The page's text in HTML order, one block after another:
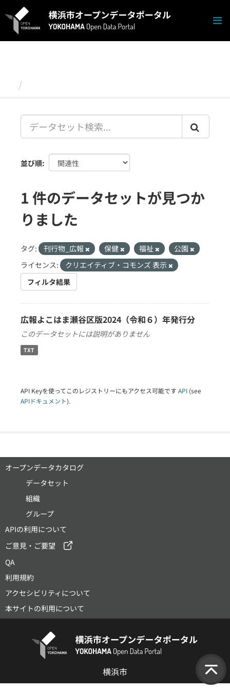
キ
並び順
1 件のデータセットが見つか
りました
タグ: 刊行物_広報 保健 福祉
公園
ライセンス:
クリエイティブ・コモンズ 表示
フィルタ結果
広報よこはま瀬谷区版2024（令和６）年発行分
このデータセットには説明がありません
TXT
API Keyを使ってこのレジストリーにもアクセス可能です API (see
APIドキュメント).
オープンデータカタログ
データセット
組織
グループ
APIの利用について
ご意見・ご要望
QA
利用規約
アクセシビリティについて
本サイトの利用について
横浜市